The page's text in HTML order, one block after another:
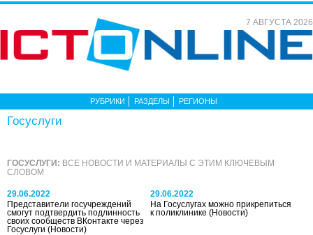
7 АВГУСТА 2026
РУБРИКИ РАЗДЕЛЫ РЕГИОНЫ
Госуслуги
ГОСУСЛУГИ: ВСЕ НОВОСТИ И МАТЕРИАЛЫ С ЭТИМ КЛЮЧЕВЫМ
СЛОВОМ
29.06.2022
Представители госучреждений
смогут подтвердить подлинность
своих сообществ ВКонтакте через
Госуслуги (Новости)
29.06.2022
На Госуслугах можно прикрепиться
к поликлинике(Новости)